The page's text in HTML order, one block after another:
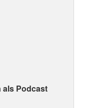
als Podcast